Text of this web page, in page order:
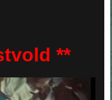
**